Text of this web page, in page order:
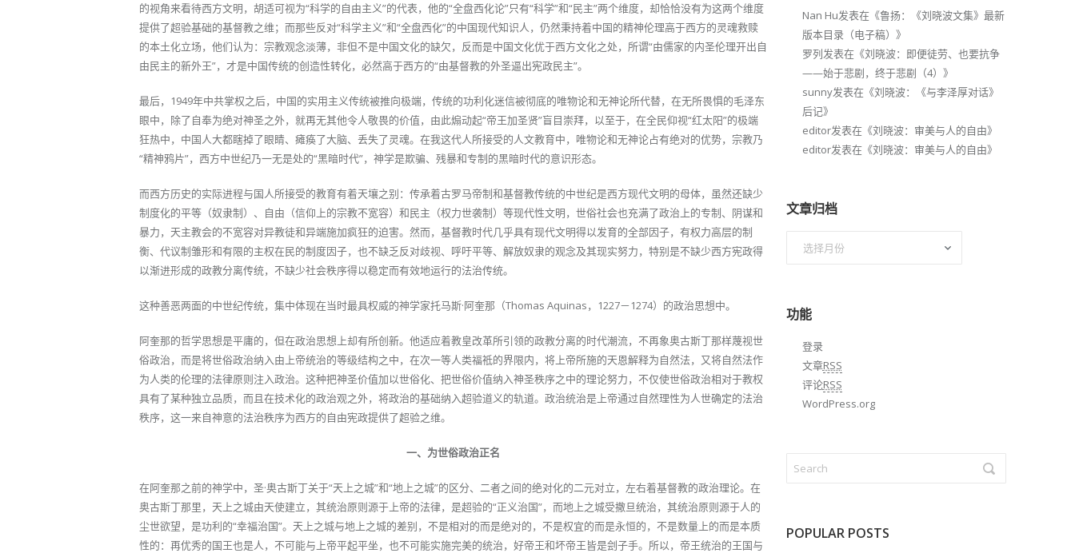
的视角来看待西方文明，胡适可视为“科学的自由主义”的代表，他的“全盘西化论”只有“科学”和“民主”两个维度，却恰恰没有为这两个维度
提供了超验基础的基督教之维；而那些反对“科学主义”和“全盘西化”的中国现代知识人，仍然秉持着中国的精神伦理高于西方的灵魂救赎
的本土化立场，他们认为：宗教观念淡薄，非但不是中国文化的缺欠，反而是中国文化优于西方文化之处，所谓“由儒家的内圣伦理开出自
由民主的新外王”，才是中国传统的创造性转化，必然高于西方的“由基督教的外圣逼出宪政民主”。
最后，1949年中共掌权之后，中国的实用主义传统被推向极端，传统的功利化迷信被彻底的唯物论和无神论所代替，在无所畏惧的毛泽东
眼中，除了自奉为绝对神圣之外，就再无其他令人敬畏的价值，由此煽动起“帝王加圣贤”盲目崇拜，以至于，在全民仰视“红太阳”的极端
狂热中，中国人大都瞎掉了眼睛、瘫痪了大脑、丢失了灵魂。在我这代人所接受的人文教育中，唯物论和无神论占有绝对的优势，宗教乃
“精神鸦片”，西方中世纪乃一无是处的“黑暗时代”，神学是欺骗、残暴和专制的黑暗时代的意识形态。
而西方历史的实际进程与国人所接受的教育有着天壤之别：传承着古罗马帝制和基督教传统的中世纪是西方现代文明的母体，虽然还缺少
制度化的平等（奴隶制）、自由（信仰上的宗教不宽容）和民主（权力世袭制）等现代性文明，世俗社会也充满了政治上的专制、阴谋和
暴力，天主教会的不宽容对异教徒和异端施加疯狂的迫害。然而，基督教时代几乎具有现代文明得以发育的全部因子，有权力高层的制
衡、代议制雏形和有限的主权在民的制度因子，也不缺乏反对歧视、呼吁平等、解放奴隶的观念及其现实努力，特别是不缺少西方宪政得
以渐进形成的政教分离传统，不缺少社会秩序得以稳定而有效地运行的法治传统。
这种善恶两面的中世纪传统，集中体现在当时最具权威的神学家托马斯·阿奎那（Thomas Aquinas，1227－1274）的政治思想中。
阿奎那的哲学思想是平庸的，但在政治思想上却有所创新。他适应着教皇改革所引领的政教分离的时代潮流，不再象奥古斯丁那样蔑视世
俗政治，而是将世俗政治纳入由上帝统治的等级结构之中，在次一等人类福祗的界限内，将上帝所施的天恩解释为自然法，又将自然法作
为人类的伦理的法律原则注入政治。这种把神圣价值加以世俗化、把世俗价值纳入神圣秩序之中的理论努力，不仅使世俗政治相对于教权
具有了某种独立品质，而且在技术化的政治观之外，将政治的基础纳入超验道义的轨道。政治统治是上帝通过自然理性为人世确定的法治
秩序，这一来自神意的法治秩序为西方的自由宪政提供了超验之维。
一、为世俗政治正名
在阿奎那之前的神学中，圣·奥古斯丁关于“天上之城”和“地上之城”的区分、二者之间的绝对化的二元对立，左右着基督教的政治理论。在
奥古斯丁那里，天上之城由天使建立，其统治原则源于上帝的法律，是超验的“正义治国”，而地上之城受撒旦统治，其统治原则源于人的
尘世欲望，是功利的“幸福治国”。天上之城与地上之城的差别，不是相对的而是绝对的，不是权宜的而是永恒的，不是数量上的而是本质
性的：再优秀的国王也是人，不可能与上帝平起平坐，也不可能实施完美的统治，好帝王和坏帝王皆是刽子手。所以，帝王统治的王国与
Nan Hu发表在《鲁扬：《刘晓波文集》最新
版本目录（电子稿） 》
罗列发表在《刘晓波：即便徒劳、也要抗争
——始于悲剧，终于悲剧（4） 》
sunny发表在《刘晓波：《与李泽厚对话》
后记》
editor发表在《刘晓波：审美与人的自由》
editor发表在《刘晓波：审美与人的自由》
文章归档
功能
登录
文章RSS
评论RSS
WordPress.org
POPULAR POSTS